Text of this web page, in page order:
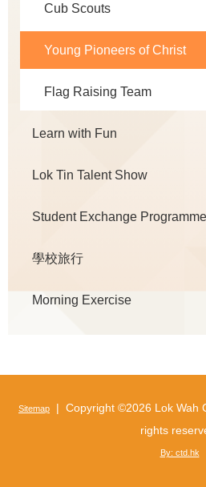
Cub Scouts
Young Pioneers of Christ
Flag Raising Team
Learn with Fun
Lok Tin Talent Show
Student Exchange Programme
學校旅行
Morning Exercise
Sitemap | Copyright ©2026 Lok Wah
rights
By: ctd.hk